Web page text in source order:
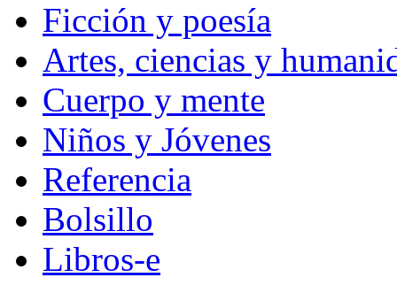
Ficción y poesía
Artes, ciencias y
Cuerpo y mente
Niños y Jóvenes
Referencia
Bolsillo
Libros-e